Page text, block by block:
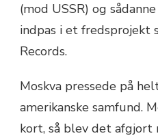
(mod USSR) og
indpas i et fredsprojekt
Records.
Moskva pressede på
amerikanske samfund.
kort, så blev det afgjort